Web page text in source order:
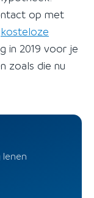
op met
kosteloze
in 2019 voor je
zoals die nu
lenen